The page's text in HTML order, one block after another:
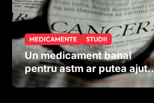
MEDICAMENTE STUDII
Un medicament banal
pentru astm ar putea ajuta
în lupta împotriva